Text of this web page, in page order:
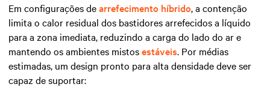
Em configurações dearrefecimento híbrido, a contenção
limita o calor residual dos bastidores arrefecidos a líquido
para a zona imediata, reduzindo a carga do lado do ar e
mantendo os ambientes mistosestáveis. Por médias
estimadas, um design pronto para alta densidade deve ser
capaz de suportar: